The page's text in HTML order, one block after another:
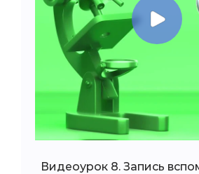
Видеоурок 8. Запись